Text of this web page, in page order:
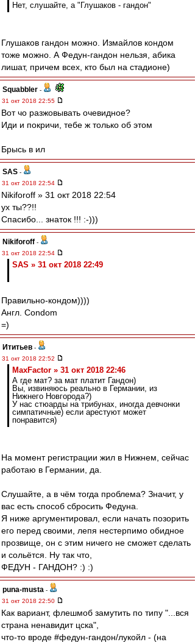
Нет, слушайте, а "Глушаков - гандон"
Глушаков гандон можно. Измайлов кондом
тоже можно. А Федун-гандон нельзя, абика
лишат, причем всех, кто был на стадионе)
Squabbler -
31 окт 2018 22:55
Вот чо разжовывать очевидное?
Иди и покричи, тебе ж только об этом
Брысь в ил
SAS -
31 окт 2018 22:54
Nikiforoff » 31 окт 2018 22:54
ух ты??!!
Спасибо... знаток !!! :-)))
Nikiforoff -
31 окт 2018 22:54
SAS » 31 окт 2018 22:49
Правильно-кондом))))
Англ. Condom
=)
Ититьев -
31 окт 2018 22:52
MaxFactor » 31 окт 2018 22:46
А где мат? за мат платит Гандон)
Вы, извиняюсь реально в Германии, из
Нижнего Новгорода?)
У нас стюарды на трибунах, иногда девчонки
симпатичные) если арестуют может
понравится)
На момент регистрации жил в Нижнем, сейчас
работаю в Германии, да.
Слушайте, а в чём тогда проблема? Значит, у
вас есть способ сбросить Федуна.
Я ниже аргументировал, если начать позорить
его перед своими, лепя нестерпимо обидное
прозвище, он с этим ничего не сможет сделать
и сольётся. Ну так что,
ФЕДУН - ГАНДОН? :) :)
puna-musta -
31 окт 2018 22:50
Как вариант, флешмоб замутить по типу "...вся
страна ненавидит цска",
что-то вроде #федун-гандон/лукойл - (на